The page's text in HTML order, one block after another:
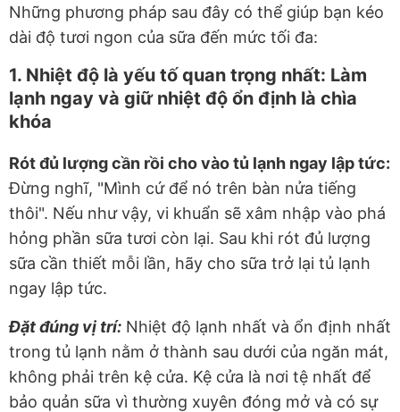
Những phương pháp sau đây có thể giúp bạn kéo
dài độ tươi ngon của sữa đến mức tối đa:
1. Nhiệt độ là yếu tố quan trọng nhất: Làm
lạnh ngay và giữ nhiệt độ ổn định là chìa
khóa
Rót đủ lượng cần rồi cho vào tủ lạnh ngay lập tức:
Đừng nghĩ, "Mình cứ để nó trên bàn nửa tiếng
thôi". Nếu như vậy, vi khuẩn sẽ xâm nhập vào phá
hỏng phần sữa tươi còn lại. Sau khi rót đủ lượng
sữa cần thiết mỗi lần, hãy cho sữa trở lại tủ lạnh
ngay lập tức.
Đặt đúng vị trí: Nhiệt độ lạnh nhất và ổn định nhất
trong tủ lạnh nằm ở thành sau dưới của ngăn mát,
không phải trên kệ cửa. Kệ cửa là nơi tệ nhất để
bảo quản sữa vì thường xuyên đóng mở và có sự